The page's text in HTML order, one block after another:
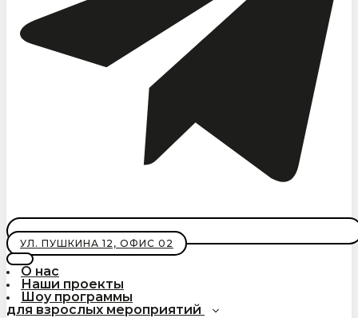
УЛ. ПУШКИНА 12, ОФИС 02
О нас
Наши проекты
Шоу программы
для взрослых мероприятий